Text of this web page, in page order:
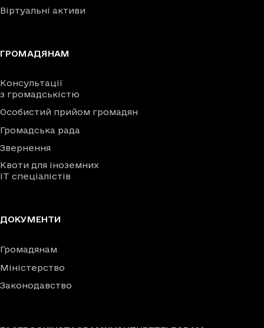
Віртуальні активи
ГРОМАДЯНАМ
Консультації
з громадськістю
Особистий прийом громадян
Громадська рада
Звернення
Квоти для іноземних
IT спеціалістів
ДОКУМЕНТИ
Громадянам
Міністерство
Законодавство